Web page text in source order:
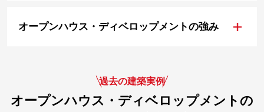
オープンハウス・ディベロップメントの強み +
過去の建築実例
オープンハウス・ディベロップメントの